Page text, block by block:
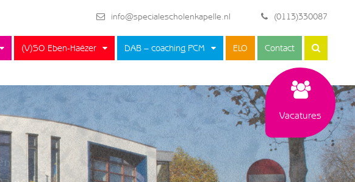
info@specialescholenkapelle.nl (0113)330087
(V)SO Eben-Haëzer DAB – coaching PCM ELO Contact
Vacatures